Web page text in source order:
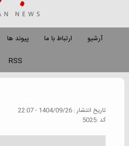
آرشیو ارتباط با ما پیوند ها
RSS
تاريخ انتشار : 1404/09/26 - 22:07
كد :5025